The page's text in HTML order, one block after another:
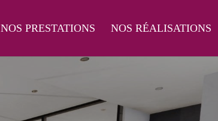
NOS PRESTATIONS NOS RÉALISATIONS